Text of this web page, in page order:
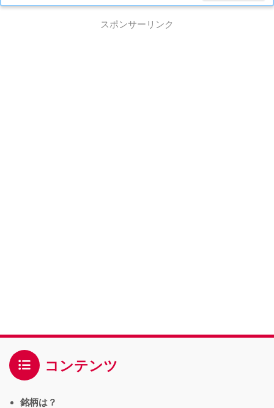
スポンサーリンク
コンテンツ
銘柄は？